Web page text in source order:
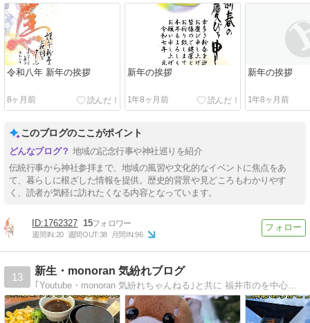
令和八年 新年の挨拶
8ヶ月前
新年の挨拶
1年8ヶ月前
新年の挨拶
1年8ヶ月前
このブログのここがポイント
地域の記念行事や神社巡りを紹介
伝統行事から神社参拝まで、地域の風習や文化的なイベントに焦点をあ
て、暮らしに根ざした情報を提供。歴史的背景や見どころもわかりやす
く、読者が気軽に訪れたくなる内容となっています。
1762327 15
週間IN:20 週間OUT:38 月間IN:96
13
新生・monoran 気紛れブログ
｢Youtube・monoran 気紛れちゃんねる｣と共に 福井市のを中心に 季節の風景をお届けしていきます(^▽^)ゆっくりしていってね(^^)(^^)